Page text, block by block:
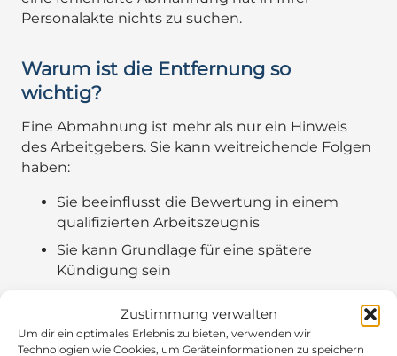
Zustimmung verwalten
Um dir ein optimales Erlebnis zu bieten, verwenden wir
Technologien wie Cookies, um Geräteinformationen zu speichern
Personalakte nichts zu suchen.
Warum ist die Entfernung so
wichtig?
Eine Abmahnung ist mehr als nur ein Hinweis
des Arbeitgebers. Sie kann weitreichende Folgen
haben:
Sie beeinflusst die Bewertung in einem
qualifizierten Arbeitszeugnis
Sie kann Grundlage für eine spätere
Kündigung sein
Arbeitsverhältnis